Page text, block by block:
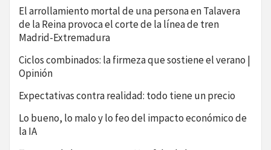
El arrollamiento mortal de una persona en Talavera
de la Reina provoca el corte de la línea de tren
Madrid-Extremadura
Ciclos combinados: la firmeza que sostiene el verano |
Opinión
Expectativas contra realidad: todo tiene un precio
Lo bueno, lo malo y lo feo del impacto económico de
la IA